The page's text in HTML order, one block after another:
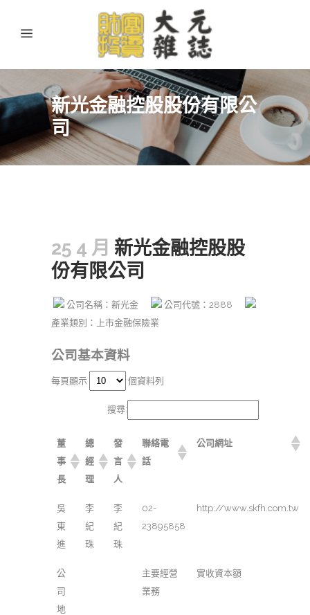
新光金融控股股份有限公
司
25 4 月 新光金融控股股
份有限公司
公司名稱：新光金
公司代號：2888
產業類別：上市金融保險業
公司基本資料
每頁顯示 個資料列
搜尋:
董
事
長
總
經
理
發
言
人
聯絡電
話
公司網址
吳
東
進
李
紀
珠
李
紀
珠
02-
23895858
http://www.skfh.com.tw
公
司
地
主要經營
業務
實收資本額